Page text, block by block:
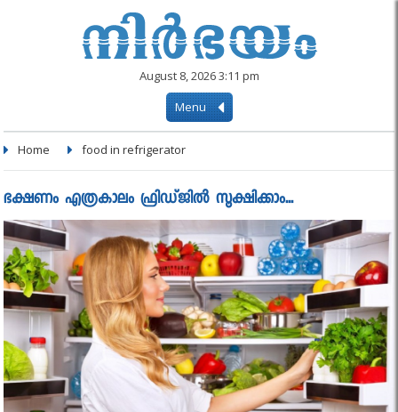
August 8, 2026 3:11 pm
Menu
Home food in refrigerator
ഭക്ഷണം എത്രകാലം ഫ്രിഡ്ജില്‍ സൂക്ഷിക്കാം...